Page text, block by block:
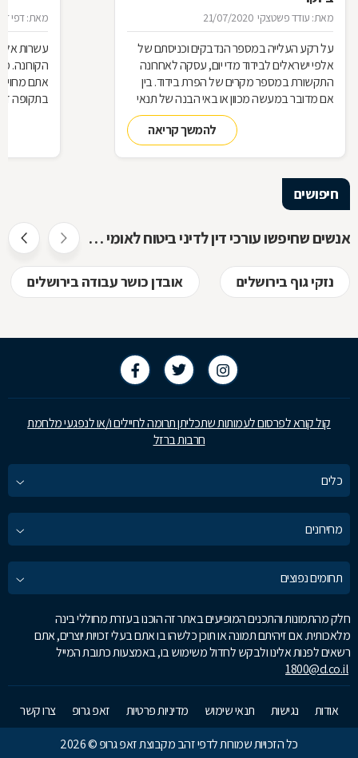
מאת: עודד פשטצקי 21/07/2020
על רקע העלייה במספר הנדבקים וכניסתם של
אלפי ישראלים לבידוד מדי יום, עסקה לאחרונה
התקשורת במספר מקרים של הפרת בידוד. בין
אם מדובר במעשה מכוון או באי הבנה של תנאי
הבידוד, להפרת הבידוד ישנן השלכות אותן חשוב
להמשך קריאה
מאת: דפי
עשרות
הקורונה.
אתם
בתקופה
חיפושים
אנשים שחיפשו עורכי דין לדיני ביטוח לאומי חיפשו גם
נזקי גוף בירושלים אובדן כושר עבודה בירושלים
קול קורא לפרסום לעמותות שתכליתן תרומה לחיילים ו/או לנפגעי מלחמת
חרבות ברזל
כלים
מחירונים
תחומים נפוצים
חלק מהתמונות והתכנים המופיעים באתר זה הוכנו בעזרת מחוללי בינה
מלאכותית. אם זיהיתם תמונה או תוכן כלשהו בו אתם בעלי זכויות יוצרים, אתם
רשאים לפנות אלינו ולבקש לחדול משימוש בו, באמצעות כתובת המייל
1800@d.co.il
אודות נגישות תנאי שימוש מדיניות פרטיות זאפ גרופ
צרו קשר
כל הזכויות שמורות לדפי זהב מקבוצת זאפ גרופ © 2026